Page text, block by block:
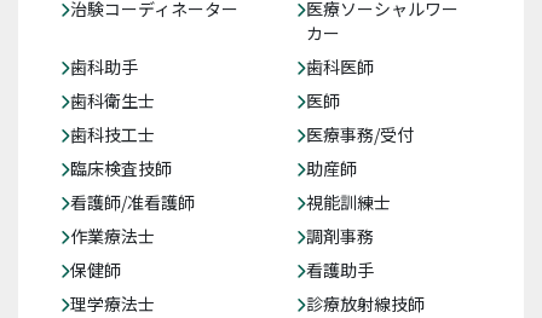
治験コーディネーター
医療ソーシャルワー
カー
歯科助手
歯科医師
歯科衛生士
医師
歯科技工士
医療事務/受付
臨床検査技師
助産師
看護師/准看護師
視能訓練士
作業療法士
調剤事務
保健師
看護助手
理学療法士
診療放射線技師